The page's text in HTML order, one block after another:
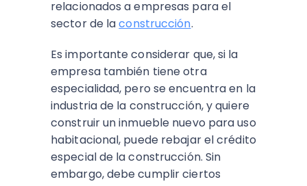
relacionados a empresas para el
sector de laconstrucción.
Es importante considerar que, si la
empresa también tiene otra
especialidad, pero se encuentra en la
industria de la construcción, y quiere
construir un inmueble nuevo para uso
habitacional, puede rebajar el crédito
especial de la construcción. Sin
embargo, debe cumplir ciertos